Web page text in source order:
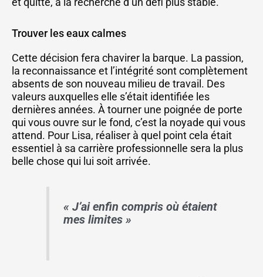
Trouver les eaux calmes
Cette décision fera chavirer la barque. La passion,
la reconnaissance et l’intégrité sont complètement
absents de son nouveau milieu de travail. Des
valeurs auxquelles elle s’était identifiée les
dernières années. À tourner une poignée de porte
qui vous ouvre sur le fond, c’est la noyade qui vous
attend. Pour Lisa, réaliser à quel point cela était
essentiel à sa carrière professionnelle sera la plus
belle chose qui lui soit arrivée.
« J’ai enfin compris où étaient
mes limites »